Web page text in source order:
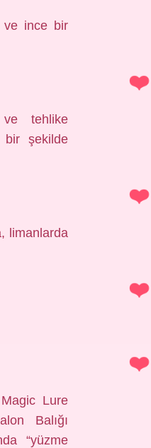
ve ince bir
ve tehlike
bir şekilde
limanlarda
Lure
Balığı
“yüzme